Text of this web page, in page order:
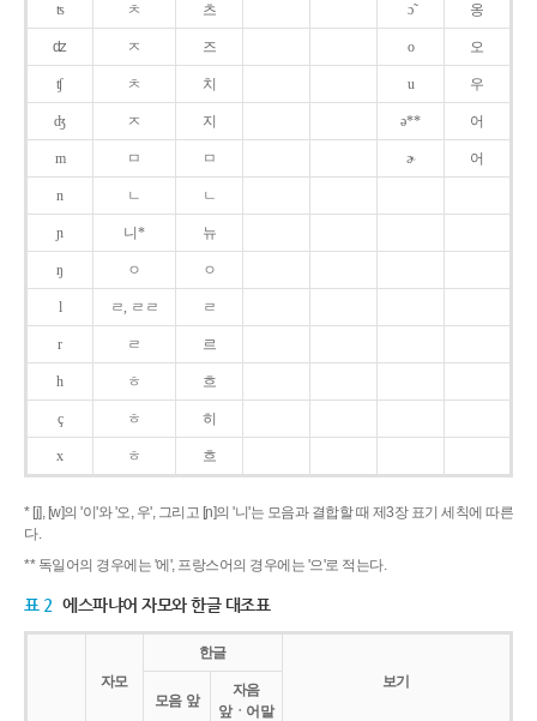
ʦ ㅊ 츠 ɔ̃ 옹
ʣ ㅈ 즈 o 오
ʧ ㅊ 치 u 우
ʤ ㅈ 지 ə** 어
m ㅁ ㅁ ɚ 어
n ㄴ ㄴ
ɲ 니* 뉴
ŋ ㅇ ㅇ
l ㄹ, ㄹㄹ ㄹ
r ㄹ 르
h ㅎ 흐
ç ㅎ 히
x ㅎ 흐
* [j], [w]의 '이'와 '오, 우', 그리고 [ɲ]의 '니'는 모음과 결합할 때 제3장 표기 세칙에 따른
다.
** 독일어의 경우에는 '에', 프랑스어의 경우에는 '으'로 적는다.
표 2 에스파냐어 자모와 한글 대조표
자모
한글
보기
모음 앞
자음
앞ㆍ어말